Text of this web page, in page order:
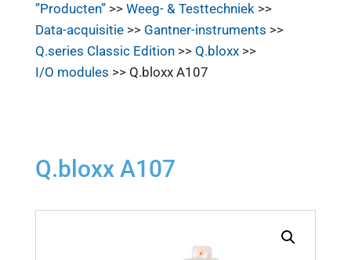
”Producten”>> Weeg- & Testtechniek>>
Data-acquisitie>> Gantner-instruments >>
Q.series Classic Edition>> Q.bloxx>>
I/O modules >> Q.bloxx A107
Q.bloxx A107